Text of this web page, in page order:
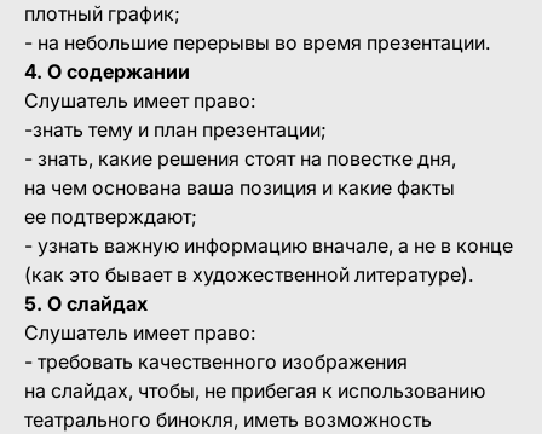
плотный график;
- на небольшие перерывы во время презентации.
4. О содержании
Слушатель имеет право:
-знать тему и план презентации;
- знать, какие решения стоят на повестке дня,
на чем основана ваша позиция и какие факты
ее подтверждают;
- узнать важную информацию вначале, а не в конце
(как это бывает в художественной литературе).
5. О слайдах
Слушатель имеет право:
- требовать качественного изображения
на слайдах, чтобы, не прибегая к использованию
театрального бинокля, иметь возможность